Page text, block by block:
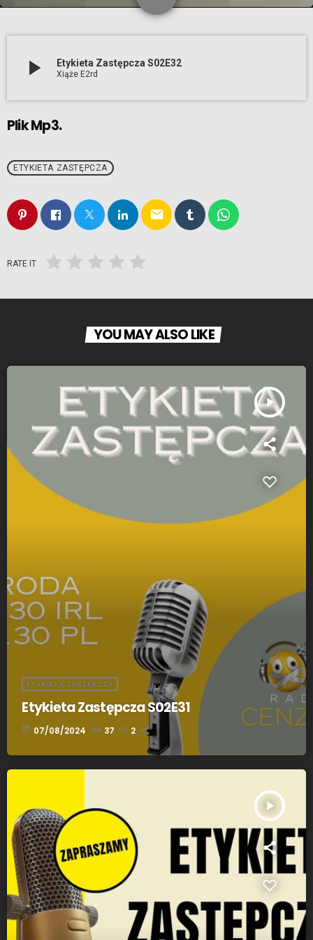
play_arrow Etykieta Zastępcza S02E32
Xiąże E2rd
Plik Mp3.
ETYKIETA ZASTĘPCZA
email
RATE IT
YOU MAY ALSO LIKE
play_arrow
ETYKIETA ZASTĘPCZA
Etykieta Zastępcza S02E31
today 07/08/2024 37 2
play_arrow